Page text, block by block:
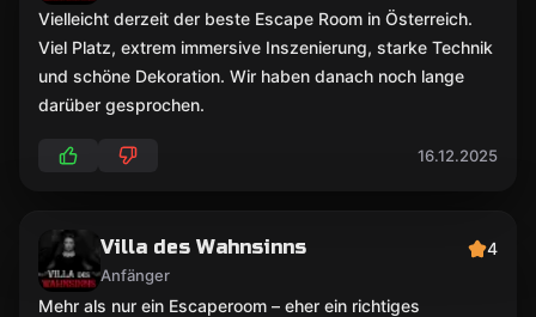
Vielleicht derzeit der beste Escape Room in Österreich.
Viel Platz, extrem immersive Inszenierung, starke Technik
und schöne Dekoration. Wir haben danach noch lange
darüber gesprochen.
16.12.2025
Villa des Wahnsinns
Anfänger
4
Mehr als nur ein Escaperoom – eher ein richtiges